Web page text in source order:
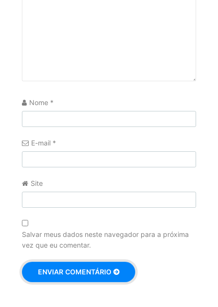
Nome *
E-mail *
Site
Salvar meus dados neste navegador para a próxima
vez que eu comentar.